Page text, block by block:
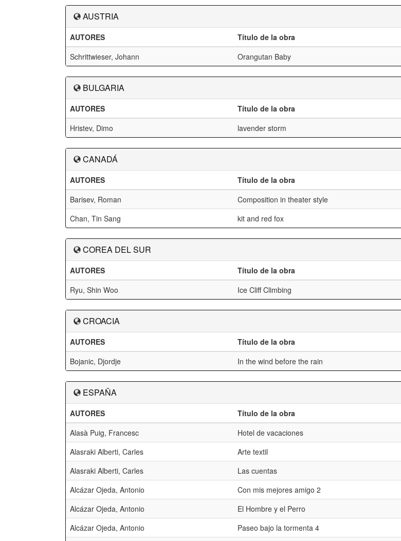
AUSTRIA
AUTORES Título de la obra
Schrittwieser, Johann
Orangutan Baby
BULGARIA
AUTORES Título de la obra
Hristev, Dimo
lavender storm
CANADÁ
AUTORES Título de la obra
Barisev, Roman
Composition in theater style
Chan, Tin Sang
kit and red fox
COREA DEL SUR
AUTORES Título de la obra
Ryu, Shin Woo
Ice Cliff Climbing
CROACIA
AUTORES Título de la obra
Bojanic, Djordje
In the wind before the rain
ESPAÑA
AUTORES Título de la obra
Alasà Puig, Francesc
Hotel de vacaciones
Alasraki Alberti, Carles
Arte textil
Alasraki Alberti, Carles
Las cuentas
Alcázar Ojeda, Antonio
Con mis mejores amigo 2
Alcázar Ojeda, Antonio
El Hombre y el Perro
Alcázar Ojeda, Antonio
Paseo bajo la tormenta 4